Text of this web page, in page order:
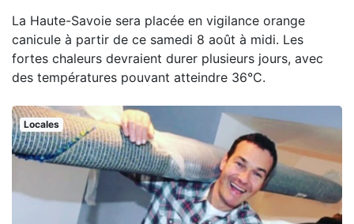
La Haute-Savoie sera placée en vigilance orange
canicule à partir de ce samedi 8 août à midi. Les
fortes chaleurs devraient durer plusieurs jours, avec
des températures pouvant atteindre 36°C.
Locales